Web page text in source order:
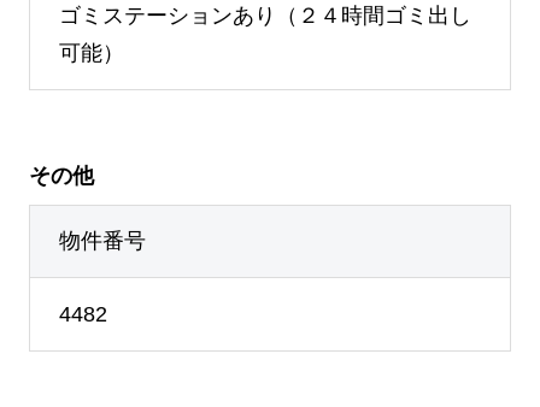
ゴミステーションあり（２４時間ゴミ出し
可能）
その他
物件番号
4482